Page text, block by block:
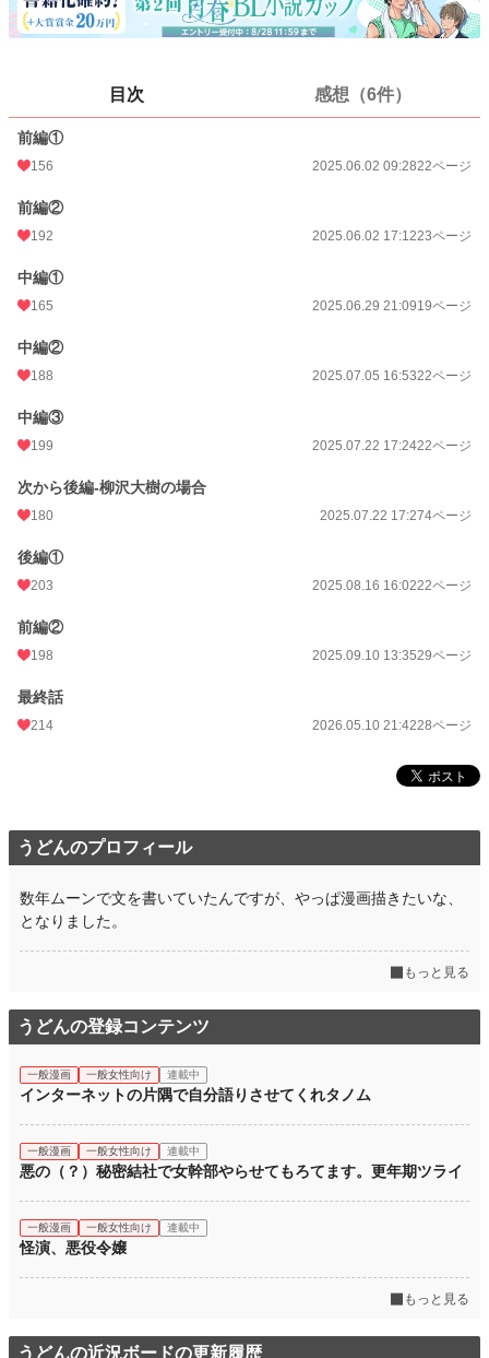
24h.ポイント 28 pt
2026.05.10 21:42
初回公開日時
累計ポイント
目次 感想（6件）
前編①
156 2025.06.02 09:2822ページ
前編②
192 2025.06.02 17:1223ページ
中編①
165 2025.06.29 21:0919ページ
中編②
188 2025.07.05 16:5322ページ
中編③
199 2025.07.22 17:2422ページ
次から後編-柳沢大樹の場合
180 2025.07.22 17:274ページ
後編①
203 2025.08.16 16:0222ページ
前編②
198 2025.09.10 13:3529ページ
最終話
214 2026.05.10 21:4228ページ
うどんのプロフィール
数年ムーンで文を書いていたんですが、やっぱ漫画描きたいな、
となりました。
もっと見る
うどんの登録コンテンツ
一般漫画 一般女性向け 連載中
インターネットの片隅で自分語りさせてくれタノム
一般漫画 一般女性向け 連載中
悪の（？）秘密結社で女幹部やらせてもろてます。更年期ツライ
一般漫画 一般女性向け 連載中
怪演、悪役令嬢
もっと見る
うどんの近況ボードの更新履歴